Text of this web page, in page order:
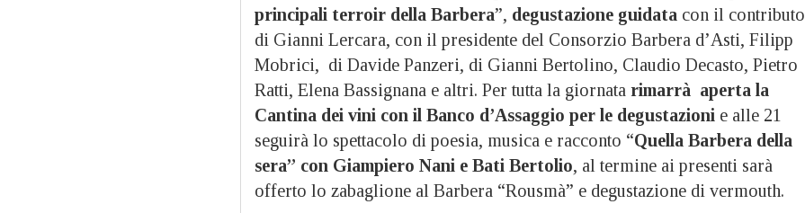
principali terroir della Barbera”, degustazione guidata con il contributo
di Gianni Lercara, con il presidente del Consorzio Barbera d’Asti, Filipp
Mobrici, di Davide Panzeri, di Gianni Bertolino, Claudio Decasto, Pietro
Ratti, Elena Bassignana e altri. Per tutta la giornata rimarrà aperta la
Cantina dei vini con il Banco d’Assaggio per le degustazioni e alle 21
seguirà lo spettacolo di poesia, musica e racconto “Quella Barbera della
sera” con Giampiero Nani e Bati Bertolio, al termine ai presenti sarà
offerto lo zabaglione al Barbera “Rousmà” e degustazione di vermouth.